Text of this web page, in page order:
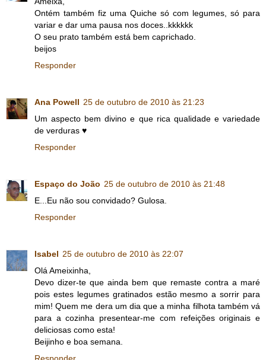
Ontém também fiz uma Quiche só com legumes, só para
variar e dar uma pausa nos doces..kkkkkk
O seu prato também está bem caprichado.
beijos
Responder
Ana Powell 25 de outubro de 2010 às 21:23
Um aspecto bem divino e que rica qualidade e variedade
de verduras ♥
Responder
Espaço do João 25 de outubro de 2010 às 21:48
E...Eu não sou convidado? Gulosa.
Responder
Isabel 25 de outubro de 2010 às 22:07
Olá Ameixinha,
Devo dizer-te que ainda bem que remaste contra a maré
pois estes legumes gratinados estão mesmo a sorrir para
mim! Quem me dera um dia que a minha filhota também vá
para a cozinha presentear-me com refeições originais e
deliciosas como esta!
Beijinho e boa semana.
Responder